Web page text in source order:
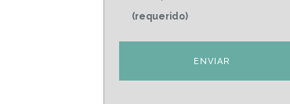
(requerido)